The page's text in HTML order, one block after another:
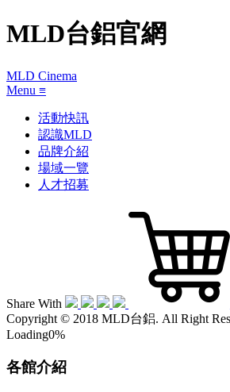
MLD台鋁官網
MLD Cinema
Menu ≡
活動快訊
認識MLD
品牌介紹
場域一覽
人才招募
Share With
Copyright © 2018 MLD台鋁. All Right
Loading0%
各館介紹